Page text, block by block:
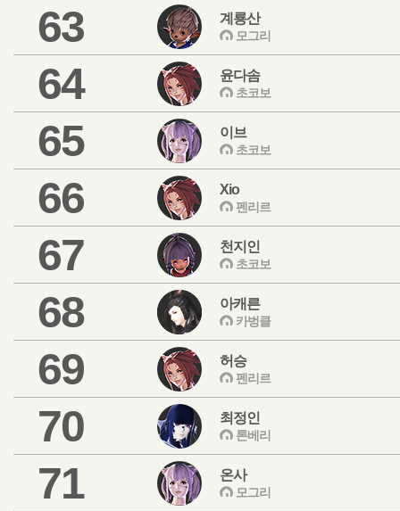
63 계룡산
모그리
64 윤다솜
초코보
65 이브
초코보
66 Xio
펜리르
67 천지인
초코보
68 아캐른
카벙클
69 허승
펜리르
70 최정인
톤베리
71 온사
모그리